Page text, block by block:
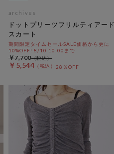
archives
ドットプリーツフリルティアード
スカート
期間限定タイムセールSALE価格から更に
10%OFF! 8/10 10:00まで
￥5,544 28％OFF
￥7,700